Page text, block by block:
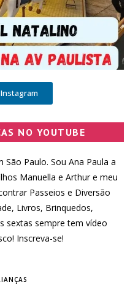
NO YOUTUBE
Paulo. Sou Ana Paula a
Manuella e Arthur e meu
Passeios e Diversão
Livros, Brinquedos,
sextas sempre tem vídeo
Inscreva-se!